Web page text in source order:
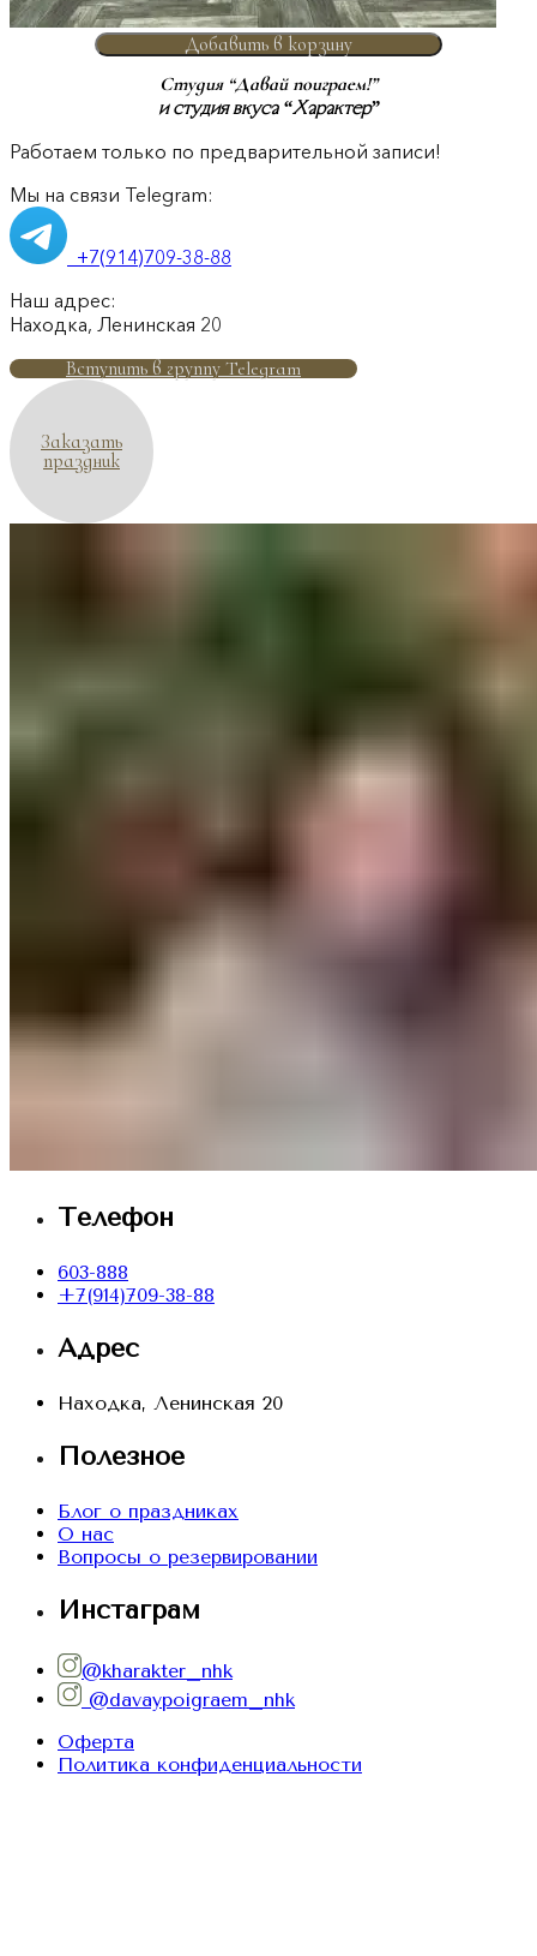
Добавить в корзину
Студия “Давай поиграем!”
и студия вкуса “Характер”
Работаем только по предварительной записи!
Мы на связи Telegram:
+7(914)709-38-88
Наш адрес:
Находка, Ленинская 20
Вступить в группу Telegram
Заказать
праздник
Телефон
603-888
+7(914)709-38-88
Адрес
Находка, Ленинская 20
Полезное
Блог о праздниках
О нас
Вопросы о резервировании
Инстаграм
@kharakter_nhk
@davaypoigraem_nhk
Оферта
Политика конфиденциальности